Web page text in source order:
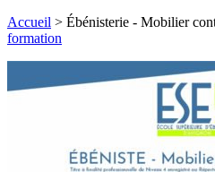
Accueil > Ébénisterie - Mobilier
formation